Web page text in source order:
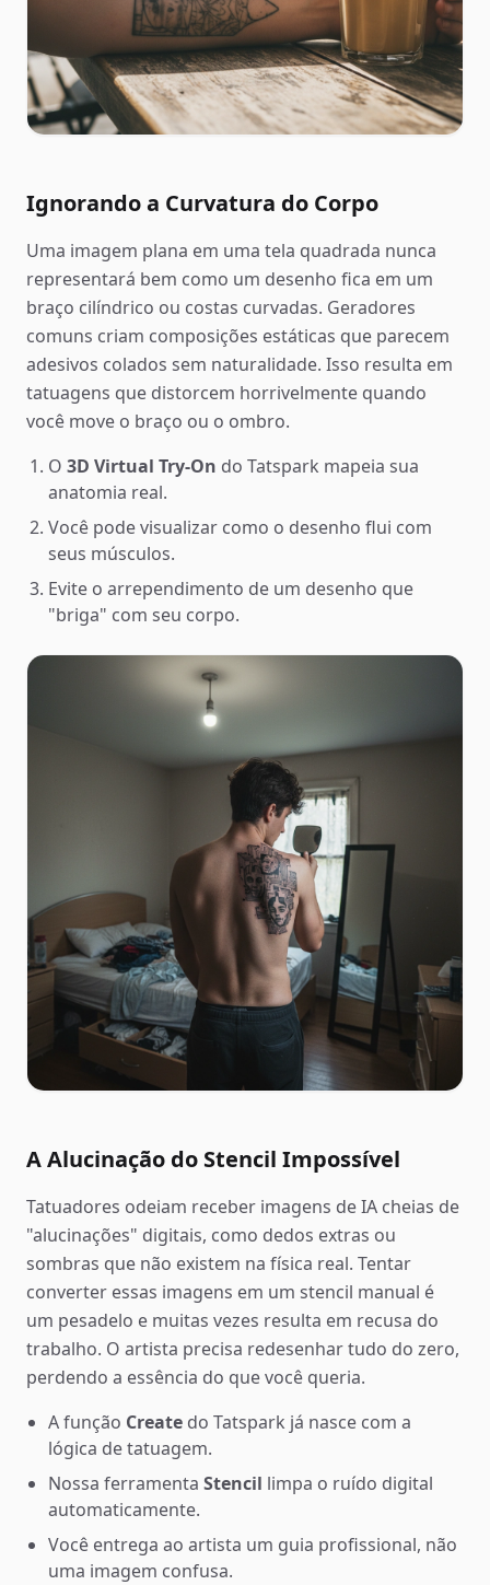
Ignorando a Curvatura do Corpo
Uma imagem plana em uma tela quadrada nunca
representará bem como um desenho fica em um
braço cilíndrico ou costas curvadas. Geradores
comuns criam composições estáticas que parecem
adesivos colados sem naturalidade. Isso resulta em
tatuagens que distorcem horrivelmente quando
você move o braço ou o ombro.
O 3D Virtual Try-On do Tatspark mapeia sua
anatomia real.
Você pode visualizar como o desenho flui com
seus músculos.
Evite o arrependimento de um desenho que
"briga" com seu corpo.
A Alucinação do Stencil Impossível
Tatuadores odeiam receber imagens de IA cheias de
"alucinações" digitais, como dedos extras ou
sombras que não existem na física real. Tentar
converter essas imagens em um stencil manual é
um pesadelo e muitas vezes resulta em recusa do
trabalho. O artista precisa redesenhar tudo do zero,
perdendo a essência do que você queria.
A função Create do Tatspark já nasce com a
lógica de tatuagem.
Nossa ferramenta Stencil limpa o ruído digital
automaticamente.
Você entrega ao artista um guia profissional, não
uma imagem confusa.